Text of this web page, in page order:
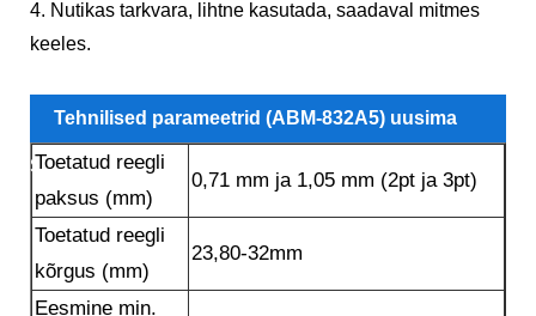
4. Nutikas tarkvara, lihtne kasutada, saadaval mitmes
keeles.
Tehnilised parameetrid (ABM-832A5) uusima
Steel Rule Auto Bender Machine
Toetatud reegli
paksus (mm)
0,71 mm ja 1,05 mm (2pt ja 3pt)
Toetatud reegli
kõrgus (mm)
23,80-32mm
Eesmine min.